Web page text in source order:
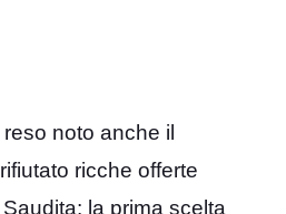
reso noto anche il
ricche offerte
la prima scelta